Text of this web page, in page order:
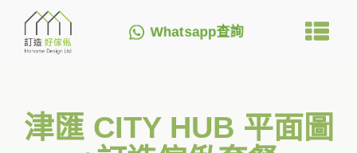
Whatsapp查詢
津匯 CITY HUB 平面圖